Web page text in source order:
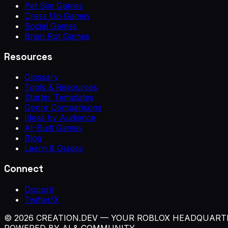
Pet Sim Games
Dress Up Games
Social Games
Brain Rot Games
Resources
Glossary
Tools & Resources
Starter Templates
Genre Comparisons
Ideas by Audience
AI-Built Games
Blog
Learn & Guides
Connect
Discord
Twitter/X
© 2026 CREATION.DEV — YOUR ROBLOX